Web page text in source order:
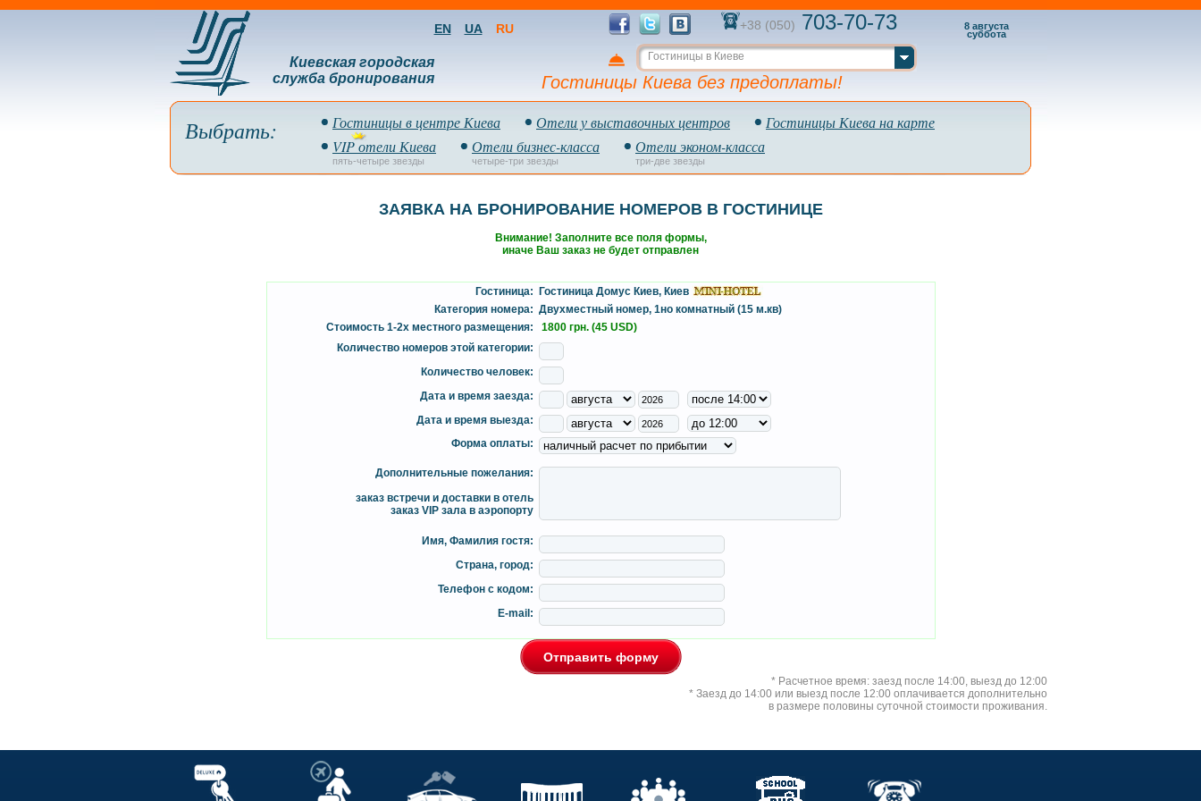
Гостиницы в Киеве
Киевская городская
служба бронирования
EN UA RU +38 (050) 703-70-73
Гостиницы Киева без предоплаты!
8 августа
суббота
Выбрать: Гостиницы в центре Киева Отели у выставочных центров
Гостиницы Киева на карте
VIP отели Киева
пять-четыре звезды
Отели бизнес-класса
четыре-три звезды
Отели эконом-класса
три-две звезды
ЗАЯВКА НА БРОНИРОВАНИЕ НОМЕРОВ В ГОСТИНИЦЕ
Внимание! Заполните все поля формы,
иначе Ваш заказ не будет отправлен
Гостиница: Гостиница Домус Киев, Киев
Категория номера: Двухместный номер, 1но комнатный (15 м.кв)
Стоимость 1-2х местного размещения:
1800 грн. (45 USD)
Количество номеров этой категории:
Количество человек:
Дата и время заезда:
Дата и время выезда:
Форма оплаты:
Дополнительные пожелания:
заказ встречи и доставки в отель
заказ VIP зала в аэропорту
Имя, Фамилия гостя:
Страна, город:
Телефон с кодом:
E-mail:
* Расчетное время: заезд после 14:00, выезд до 12:00
* Заезд до 14:00 или выезд после 12:00 оплачивается дополнительно
в размере половины суточной стоимости проживания.